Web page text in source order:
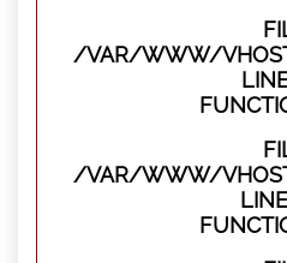
/VAR/WWW/
/VAR/WWW/